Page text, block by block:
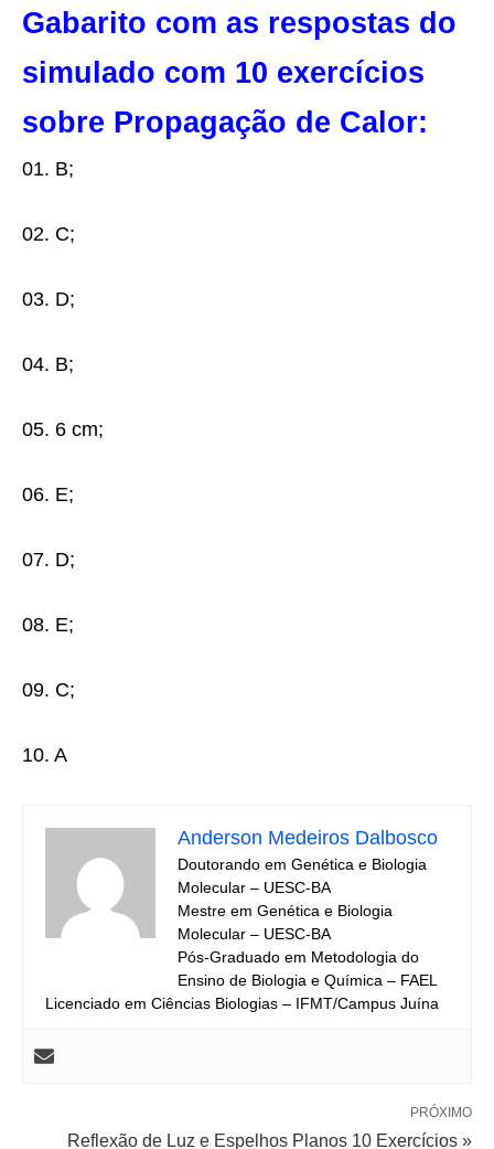
Gabarito com as respostas do
simulado com 10 exercícios
sobre Propagação de Calor:
01. B;
02. C;
03. D;
04. B;
05. 6 cm;
06. E;
07. D;
08. E;
09. C;
10. A
Anderson Medeiros Dalbosco
Doutorando em Genética e Biologia
Molecular – UESC-BA
Mestre em Genética e Biologia
Molecular – UESC-BA
Pós-Graduado em Metodologia do
Ensino de Biologia e Química – FAEL
Licenciado em Ciências Biologias – IFMT/Campus Juína
PRÓXIMO
Reflexão de Luz e Espelhos Planos 10 Exercícios »